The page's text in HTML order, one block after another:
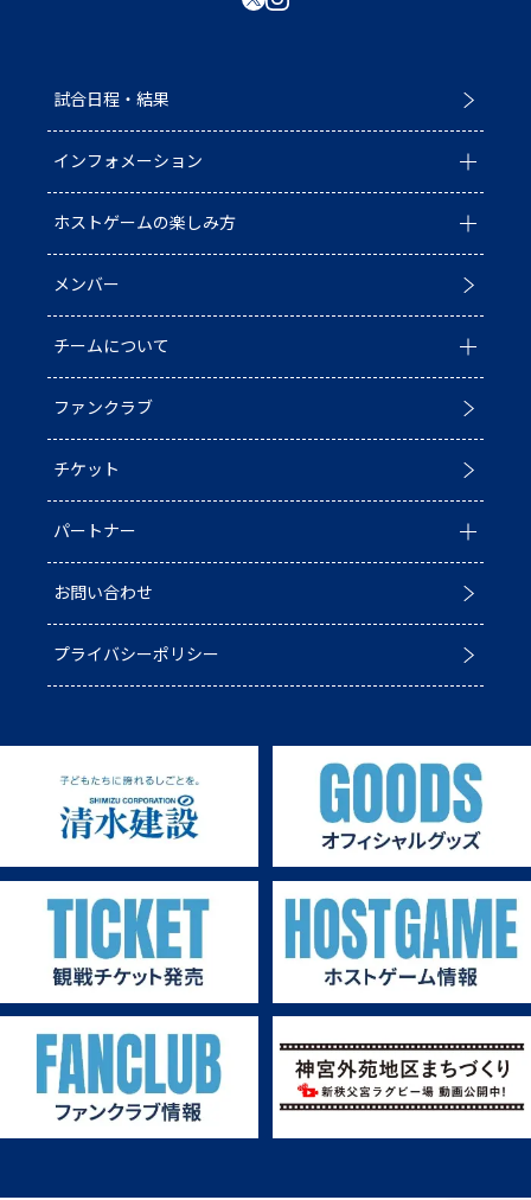
試合日程・結果
インフォメーション
全ての記事
イベント
お知らせ
試合情報
普及活動
ACADEMY
ホストゲームの楽しみ方
ホストゲームについて
D1/D2入替戦
ホストゲーム最終
第6戦ホストゲーム
青鮫祭り2026
第4戦ホストゲーム
第3戦ホストゲーム
第1戦ホストゲーム
メンバー
チームについて
チーム情報
チームの歴史
ホストのご案内
ファンクラブ
チケット
パートナー
パートナー一覧
パートナー募集
お問い合わせ
プライバシーポリシー